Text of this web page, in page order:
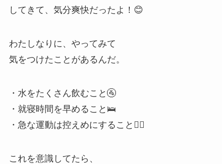
してきて、気分爽快だったよ！😊
わたしなりに、やってみて
気をつけたことがあるんだ。
・水をたくさん飲むこと🚰
・就寝時間を早めること🛌
・急な運動は控えめにすること🚶‍♂️
これを意識してたら、